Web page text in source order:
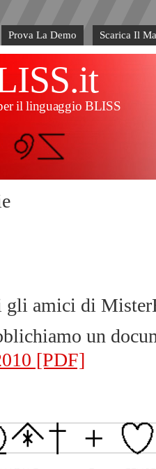
Prova La Demo Scarica Il
il linguaggio BLISS
gli amici di
un
[PDF]